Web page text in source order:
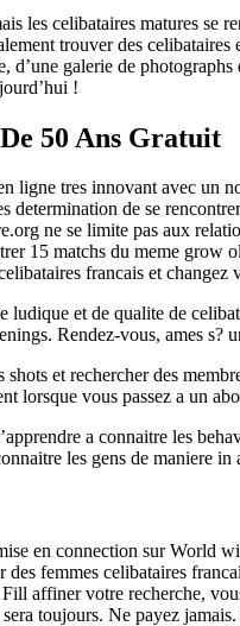
les celibataires matures
trouver des
d’une galerie de
!
50 Ans Gratuit
ligne tres innovant avec un
determination de se
ne se limite pas aux
15 matchs du meme grow
francais et changez
et de qualite de
Rendez-vous, ames
et rechercher des
lorsque vous passez a un
a connaitre les
les gens de maniere
en connection sur World
femmes celibataires
affiner votre recherche,
toujours. Ne payez